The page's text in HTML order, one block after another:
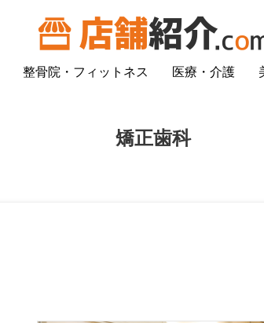
整骨院・フィットネス 医療・介護
矯正歯科